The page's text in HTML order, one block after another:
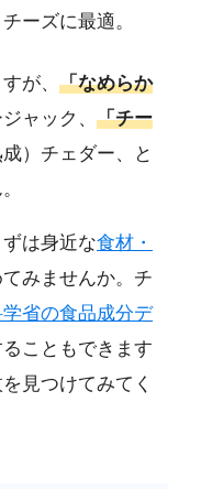
ーズに最適。
が、 「なめらか
ャック、 「チー
）チェダー、と
は身近な食材・
みませんか。チ
省の食品成分デ
こともできます
見つけてみてく